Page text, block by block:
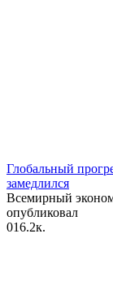
Глобальный
замедлился
Всемирный
опубликовал
016.2к.